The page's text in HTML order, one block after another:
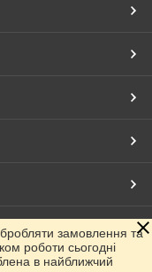
замовлення та
роботи сьогодні
в найближчий